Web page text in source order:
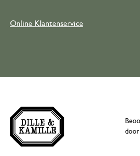
Online Klantenservice
door